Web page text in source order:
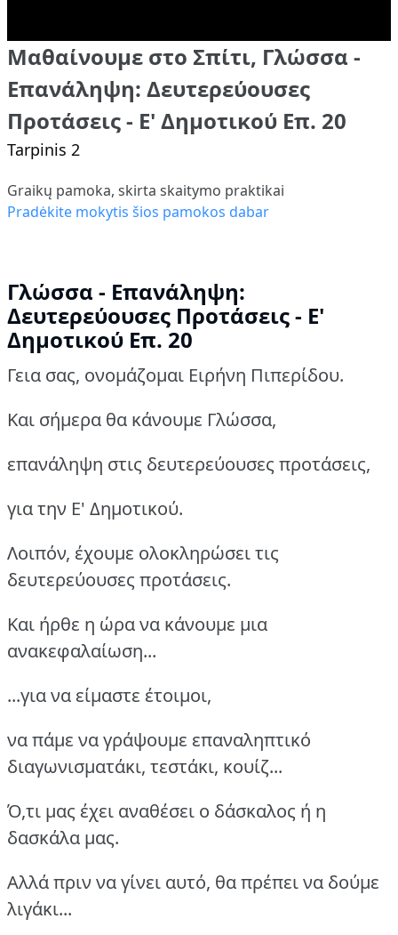
Μαθαίνουμε στο Σπίτι, Γλώσσα -
Επανάληψη: Δευτερεύουσες
Προτάσεις - Ε' Δημοτικού Επ. 20
Tarpinis 2
Graikų pamoka, skirta skaitymo praktikai
Pradėkite mokytis šios pamokos dabar
Γλώσσα - Επανάληψη:
Δευτερεύουσες Προτάσεις - Ε'
Δημοτικού Επ. 20
Γεια σας, ονομάζομαι Ειρήνη Πιπερίδου.
Και σήμερα θα κάνουμε Γλώσσα,
επανάληψη στις δευτερεύουσες προτάσεις,
για την Ε' Δημοτικού.
Λοιπόν, έχουμε ολοκληρώσει τις
δευτερεύουσες προτάσεις.
Και ήρθε η ώρα να κάνουμε μια
ανακεφαλαίωση...
...για να είμαστε έτοιμοι,
να πάμε να γράψουμε επαναληπτικό
διαγωνισματάκι, τεστάκι, κουίζ...
Ό,τι μας έχει αναθέσει ο δάσκαλος ή η
δασκάλα μας.
Αλλά πριν να γίνει αυτό, θα πρέπει να δούμε
λιγάκι...